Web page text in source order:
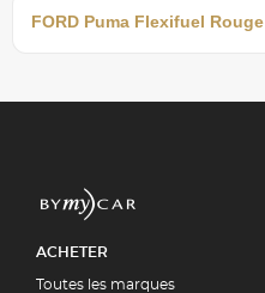
FORD Puma Flexifuel Rouge
ACHETER
Toutes les marques